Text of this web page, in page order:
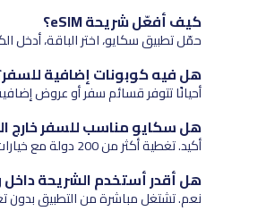
كيف أفعّل شريحة eSIM؟
حمّل تطبيق سكايو، اختر الباقة، أدخل
هل فيه كوبونات إضافية
أحيانًا تتوفر قسائم سفر أو عروض
هل سكايو مناسب للسفر خارج
أكيد. تغطية أكثر من 200 دولة مع خيارات استخدام مرنة.
هل أقدر أستخدم الشريحة داخل
نعم. تشتغل مباشرة من التطبيق بدون